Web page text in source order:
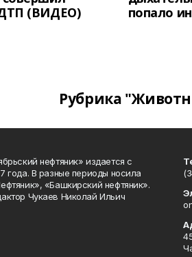
(ВИДЕО)
попало
Рубрика
нефтяник» издается с
года. В разные периоды носила
«Башкирский нефтяник».
Чукаев Николай Ильич